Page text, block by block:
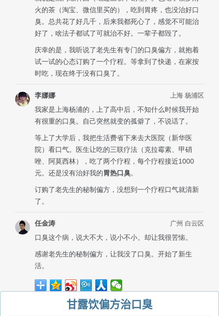
甘露饮偏方治口臭